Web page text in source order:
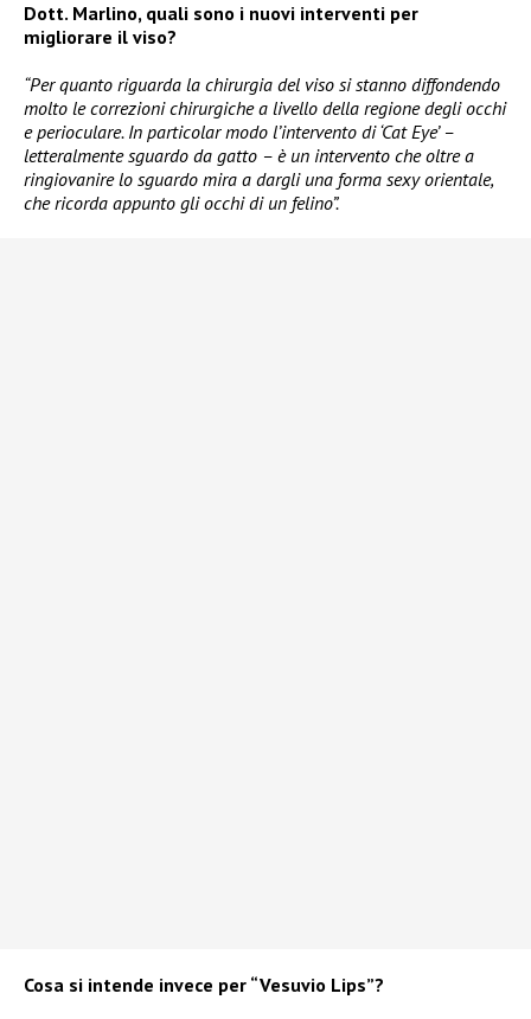
Dott. Marlino, quali sono i nuovi interventi per
migliorare il viso?
“Per quanto riguarda la chirurgia del viso si stanno diffondendo
molto le correzioni chirurgiche a livello della regione degli occhi
e perioculare. In particolar modo l’intervento di ‘Cat Eye’ –
letteralmente sguardo da gatto – è un intervento che oltre a
ringiovanire lo sguardo mira a dargli una forma sexy orientale,
che ricorda appunto gli occhi di un felino”.
Cosa si intende invece per “Vesuvio Lips”?